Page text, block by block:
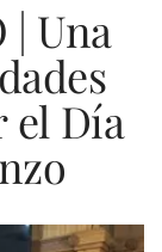
| Una
el Día